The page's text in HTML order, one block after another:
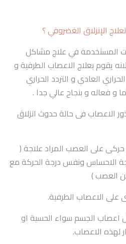
الإنزلاق الغضروفي ؟
المستخدمة في علاج مشاكل
يقوم بعلاج الاعصاب الطرفية و
العادي و التردد الحراري
و فعاله و بنجاح عالي جدا .
الاعصاب فى حالة حدوث انزلاق
على العصب المراد علاجة (
الاحساس ونفس درجة الحركة مع
العصب )
الجسم سواء الحسية او
لهذه الاعصاب.